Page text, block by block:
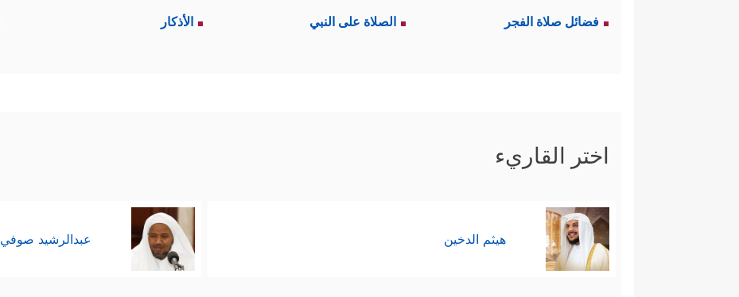
فضائل صلاة الفجر الصلاة على النبي الأذكار
اختر القاريء
هيثم الدخين عبدالرشيد صوفي